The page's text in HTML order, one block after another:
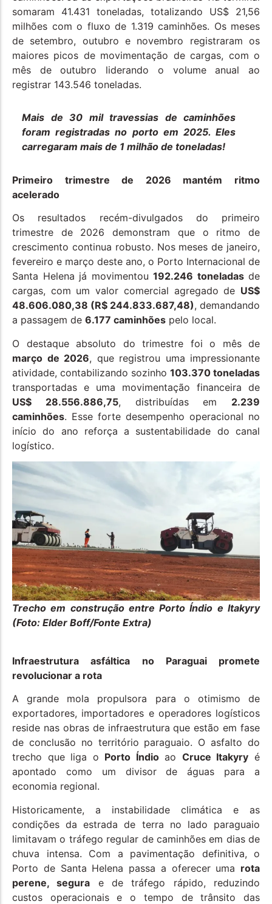
somaram 41.431 toneladas, totalizando US$ 21,56
milhões com o fluxo de 1.319 caminhões. Os meses
de setembro, outubro e novembro registraram os
maiores picos de movimentação de cargas, com o
mês de outubro liderando o volume anual ao
registrar 143.546 toneladas.
Mais de 30 mil travessias de caminhões
foram registradas no porto em 2025. Eles
carregaram mais de 1 milhão de toneladas!
Primeiro trimestre de 2026 mantém ritmo
acelerado
Os resultados recém-divulgados do primeiro
trimestre de 2026 demonstram que o ritmo de
crescimento continua robusto. Nos meses de janeiro,
fevereiro e março deste ano, o Porto Internacional de
Santa Helena já movimentou 192.246 toneladasde
cargas, com um valor comercial agregado de US$
48.606.080,38 (R$ 244.833.687,48), demandando
a passagem de 6.177 caminhões pelo local.
O destaque absoluto do trimestre foi o mês de
março de 2026, que registrou uma impressionante
atividade, contabilizando sozinho 103.370 toneladas
transportadas e uma movimentação financeira de
US$ 28.556.886,75, distribuídas em 2.239
caminhões. Esse forte desempenho operacional no
início do ano reforça a sustentabilidade do canal
logístico.
Trecho em construção entre Porto Índio e Itakyry
(Foto: Elder Boff/Fonte Extra)
Infraestrutura asfáltica no Paraguai promete
revolucionar a rota
A grande mola propulsora para o otimismo de
exportadores, importadores e operadores logísticos
reside nas obras de infraestrutura que estão em fase
de conclusão no território paraguaio. O asfalto do
trecho que liga o Porto Índioao Cruce Itakyry é
apontado como um divisor de águas para a
economia regional.
Historicamente, a instabilidade climática e as
condições da estrada de terra no lado paraguaio
limitavam o tráfego regular de caminhões em dias de
chuva intensa. Com a pavimentação definitiva, o
Porto de Santa Helena passa a oferecer uma rota
perene, segura e de tráfego rápido, reduzindo
custos operacionais e o tempo de trânsito das